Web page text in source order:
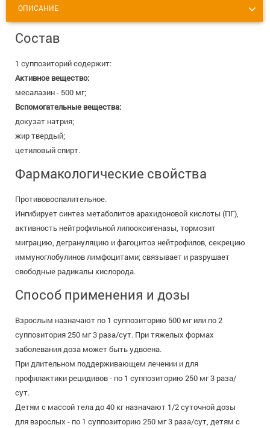
ОПИСАНИЕ
Состав
1 суппозиторий содержит:
Активное вещество:
месалазин - 500 мг;
Вспомогательные вещества:
докузат натрия;
жир твердый;
цетиловый спирт.
Фармакологические свойства
Противовоспалительное.
Ингибирует синтез метаболитов арахидоновой кислоты (ПГ),
активность нейтрофильной липооксигеназы, тормозит
миграцию, дегрануляцию и фагоцитоз нейтрофилов, секрецию
иммуноглобулинов лимфоцитами; связывает и разрушает
свободные радикалы кислорода.
Способ применения и дозы
Взрослым назначают по 1 суппозиторию 500 мг или по 2
суппозитория 250 мг 3 раза/сут. При тяжелых формах
заболевания доза может быть удвоена.
При длительном поддерживающем лечении и для
профилактики рецидивов - по 1 суппозиторию 250 мг 3 раза/
сут.
Детям с массой тела до 40 кг назначают 1/2 суточной дозы
для взрослых - по 1 суппозиторию 250 мг 3 раза/сут, детям с